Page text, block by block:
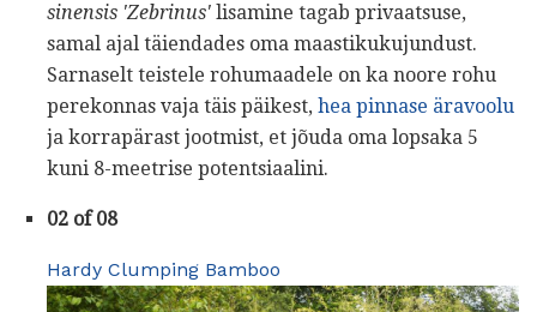
sinensis 'Zebrinus' lisamine tagab privaatsuse,
samal ajal täiendades oma maastikukujundust.
Sarnaselt teistele rohumaadele on ka noore rohu
perekonnas vaja täis päikest, hea pinnase äravoolu
ja korrapärast jootmist, et jõuda oma lopsaka 5
kuni 8-meetrise potentsiaalini.
02 of 08
Hardy Clumping Bamboo